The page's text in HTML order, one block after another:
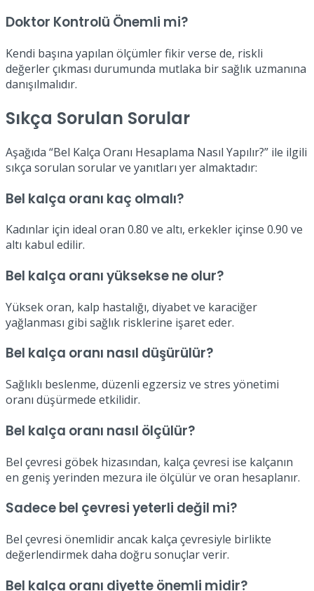
Doktor Kontrolü Önemli mi?
Kendi başına yapılan ölçümler fikir verse de, riskli
değerler çıkması durumunda mutlaka bir sağlık uzmanına
danışılmalıdır.
Sıkça Sorulan Sorular
Aşağıda “Bel Kalça Oranı Hesaplama Nasıl Yapılır?” ile ilgili
sıkça sorulan sorular ve yanıtları yer almaktadır:
Bel kalça oranı kaç olmalı?
Kadınlar için ideal oran 0.80 ve altı, erkekler içinse 0.90 ve
altı kabul edilir.
Bel kalça oranı yüksekse ne olur?
Yüksek oran, kalp hastalığı, diyabet ve karaciğer
yağlanması gibi sağlık risklerine işaret eder.
Bel kalça oranı nasıl düşürülür?
Sağlıklı beslenme, düzenli egzersiz ve stres yönetimi
oranı düşürmede etkilidir.
Bel kalça oranı nasıl ölçülür?
Bel çevresi göbek hizasından, kalça çevresi ise kalçanın
en geniş yerinden mezura ile ölçülür ve oran hesaplanır.
Sadece bel çevresi yeterli değil mi?
Bel çevresi önemlidir ancak kalça çevresiyle birlikte
değerlendirmek daha doğru sonuçlar verir.
Bel kalça oranı diyette önemli midir?